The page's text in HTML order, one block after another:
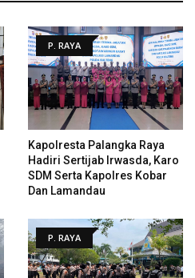
P. RAYA
Kapolresta Palangka Raya
Hadiri Sertijab Irwasda, Karo
SDM Serta Kapolres Kobar
Dan Lamandau
P. RAYA